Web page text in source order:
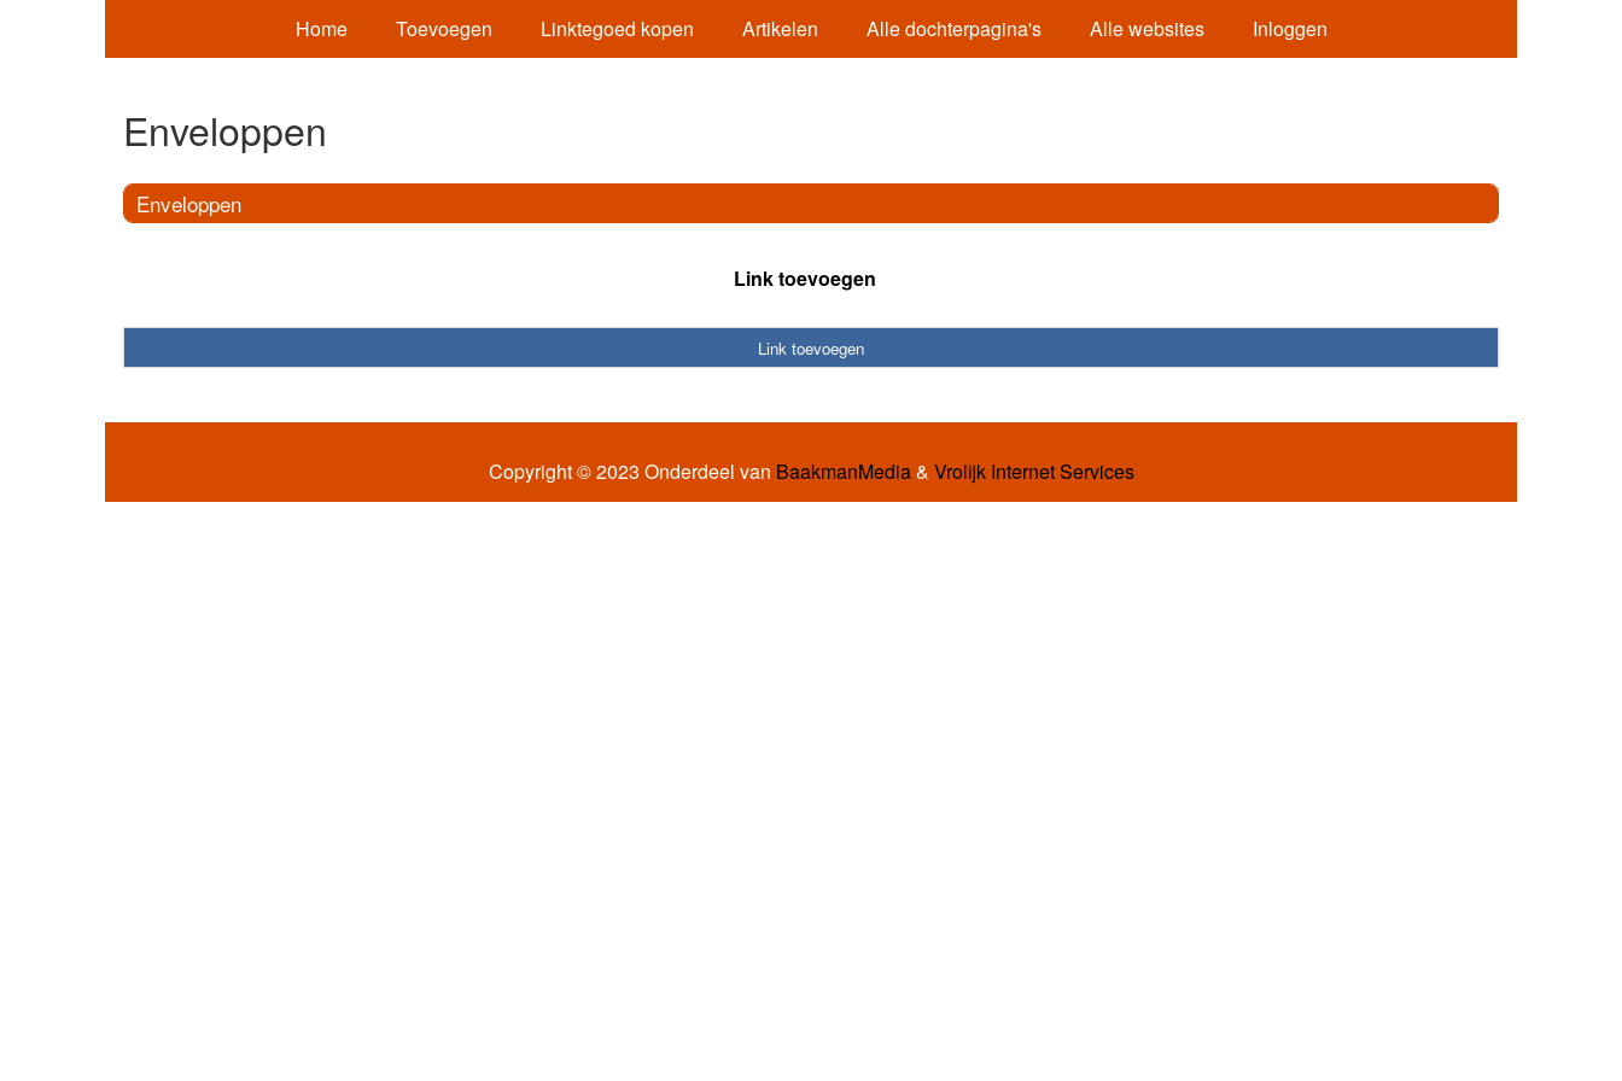
Home Toevoegen Linktegoed kopen Artikelen Alle dochterpagina's Alle websites Inloggen
Enveloppen
Enveloppen
Link toevoegen
Link toevoegen
Copyright © 2023 Onderdeel van BaakmanMedia& Vrolijk Internet Services